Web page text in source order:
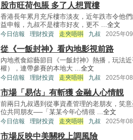
股市旺荷包脹 多了人想買樓
香港長年累月充斥樓市淡友，近年跌市令他
益申報，九叔不是樓市好友，更不 ... 全文
今日信報 理財投資 走夾唔唞 九叔 2025年
從《一飯封神》看內地影視前路
內地煮食綜藝節目《一飯封神》熱播，玩法
權），連帶參賽的本地大 ... 全文
今日信報 理財投資 走夾唔唞 九叔 2025年
市場「易估」有斬獲 金融人心情靚
前兩日九叔遇到從事資產管理的老朋友，笑
位共同朋友──「某某今年心情很 ... 全文
今日信報 理財投資 走夾唔唞 九叔 2025年
市場反映中美關稅上調風險